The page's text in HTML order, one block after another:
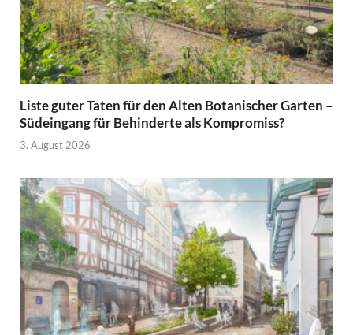
Liste guter Taten für den Alten Botanischer Garten –
Südeingang für Behinderte als Kompromiss?
3. August 2026